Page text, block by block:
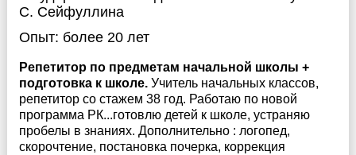
С. Сейфуллина
Опыт: более 20 лет
Репетитор по предметам начальной школы +
подготовка к школе. Учитель начальных классов,
репетитор со стажем 38 год. Работаю по новой
программа РК...готовлю детей к школе, устраняю
пробелы в знаниях. Дополнительно : логопед,
скорочтение, постановка почерка, коррекция